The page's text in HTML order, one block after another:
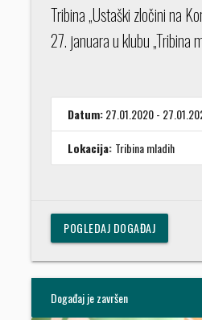
Tribina „Ustaški zločini na
27. januara u klubu „Tribina
Datum:27.01.2020 -
Lokacija: Tribina mladih
POGLEDAJ DOGAĐAJ
Događaj je završen